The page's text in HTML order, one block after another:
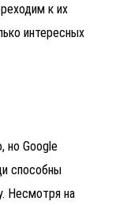
к их
интересных
но Google
способны
Несмотря на